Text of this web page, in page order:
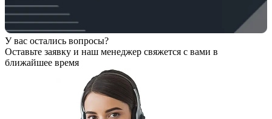
У вас остались вопросы?
Оставьте заявку и наш менеджер свяжется с вами в
ближайшее время